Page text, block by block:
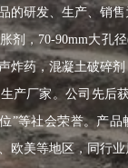
的研发、生产、销
剂，70-90mm大孔
炸药，混凝土破碎剂
产厂家。公司先后
”等社会荣誉。产
欧美等地区，同行